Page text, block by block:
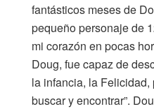
fantásticos meses de
pequeño personaje de
mi corazón en pocas
Doug, fue capaz de
la infancia, la Felicidad,
buscar y encontrar”.